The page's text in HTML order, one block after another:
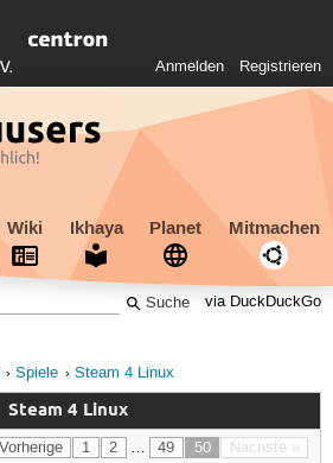
Anmelden Registrieren
Wiki Ikhaya Planet Mitmachen
via DuckDuckGo
Spiele Steam 4 Linux
Steam 4 Linux
1 2 … 49 50 Nächste »